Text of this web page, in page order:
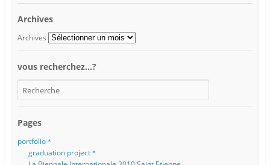
Archives
Archives
vous recherchez…?
Pages
portfolio＊
graduation project＊